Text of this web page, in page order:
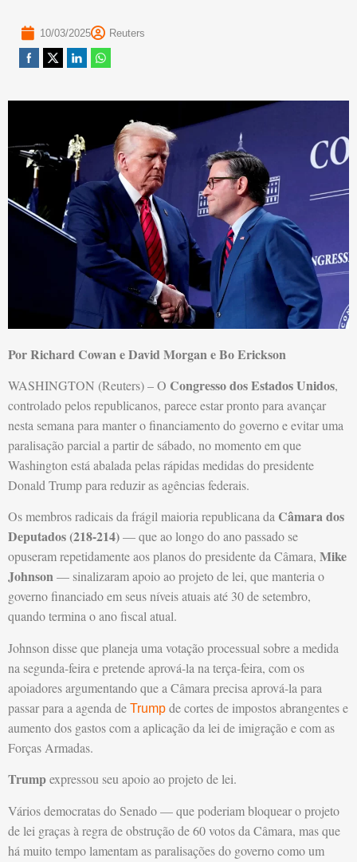
10/03/2025 Reuters
Por Richard Cowan e David Morgan e Bo Erickson
WASHINGTON (Reuters) – O Congresso dos Estados Unidos,
controlado pelos republicanos, parece estar pronto para avançar
nesta semana para manter o financiamento do governo e evitar uma
paralisação parcial a partir de sábado, no momento em que
Washington está abalada pelas rápidas medidas do presidente
Donald Trump para reduzir as agências federais.
Os membros radicais da frágil maioria republicana da Câmara dos
Deputados (218-214)— que ao longo do ano passado se
opuseram repetidamente aos planos do presidente da Câmara, Mike
Johnson— sinalizaram apoio ao projeto de lei, que manteria o
governo financiado em seus níveis atuais até 30 de setembro,
quando termina o ano fiscal atual.
Johnson disse que planeja uma votação processual sobre a medida
na segunda-feira e pretende aprová-la na terça-feira, com os
apoiadores argumentando que a Câmara precisa aprová-la para
passar para a agenda de Trump de cortes de impostos abrangentes e
aumento dos gastos com a aplicação da lei de imigração e com as
Forças Armadas.
Trumpexpressou seu apoio ao projeto de lei.
Vários democratas do Senado — que poderiam bloquear o projeto
de lei graças à regra de obstrução de 60 votos da Câmara, mas que
há muito tempo lamentam as paralisações do governo como um